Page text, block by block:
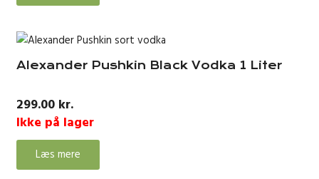
Alexander Pushkin Black Vodka 1 Liter
299.00 kr.
Ikke på lager
Læs mere